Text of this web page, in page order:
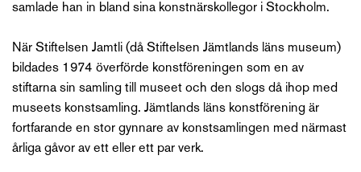
samlade han in bland sina konstnärskollegor i Stockholm.
När Stiftelsen Jamtli (då Stiftelsen Jämtlands läns museum)
bildades 1974 överförde konstföreningen som en av
stiftarna sin samling till museet och den slogs då ihop med
museets konstsamling. Jämtlands läns konstförening är
fortfarande en stor gynnare av konstsamlingen med närmast
årliga gåvor av ett eller ett par verk.